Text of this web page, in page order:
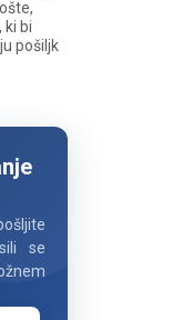
ki bi
pošiljk
se